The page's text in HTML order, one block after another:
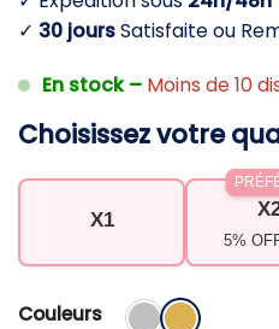
✓ 30 joursSatisfaite ou
En stock – Moins de 10
Choisissez votre
X1
5%
Couleurs